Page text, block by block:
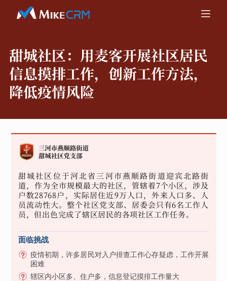
甜城社区： 用麦客开展社区居民
信息摸排工作，创新工作方法，
降低疫情风险
甜城社区位于河北省三河市燕顺路街道迎宾北路街
道，作为全市规模最大的社区，管辖着7个小区，涉及
户数28768户，实际居住近9万人口，外来人口多、人
员流动性大。整个社区党支部、居委会只有6名工作人
员，但出色完成了辖区居民的各项社区工作任务。
面临挑战
疫情初期，许多居民对入户排查工作心存疑虑，工作开展
困难
辖区内小区多、住户多，信息登记摸排工作量大